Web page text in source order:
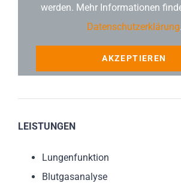
werden. Mehr Informationen
Datenschutzerklärung.
AKZEPTIEREN
LEISTUNGEN
Lungenfunktion
Blutgasanalyse